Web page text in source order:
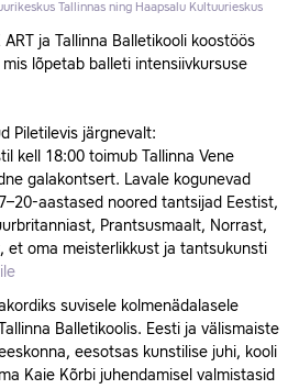
Tallinnas ning Haapsalu Kultuurieskus
ja Tallinna Balletikooli koostöös
mis lõpetab balleti intensiivkursuse
Piletilevis järgnevalt:
kell 18:00 toimub Tallinna Vene
galakontsert. Lavale kogunevad
aastased noored tantsijad Eestist,
Prantsusmaalt, Norrast,
et oma meisterlikkust ja tantsukunsti
suvisele kolmenädalasele
Balletikoolis. Eesti ja välismaiste
eesotsas kunstilise juhi, kooli
Kaie Kõrbi juhendamisel valmistasid